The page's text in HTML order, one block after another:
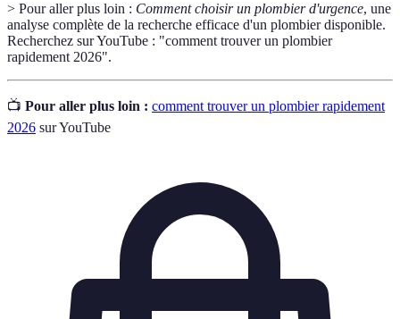
> Pour aller plus loin : Comment choisir un plombier d'urgence, une
analyse complète de la recherche efficace d'un plombier disponible.
Recherchez sur YouTube : "comment trouver un plombier
rapidement 2026".
📺 Pour aller plus loin : comment trouver un plombier rapidement
2026 sur YouTube